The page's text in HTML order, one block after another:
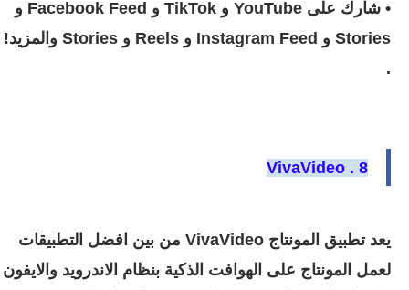
• شارك على YouTube و TikTok و Facebook Feed و
Stories و Instagram Feed و Reels و Stories والمزيد!
.
8 . VivaVideo
يعد تطبيق المونتاج VivaVideo من بين افضل التطبيقات
لعمل المونتاج على الهوافت الذكية بنظام الاندرويد والايفون